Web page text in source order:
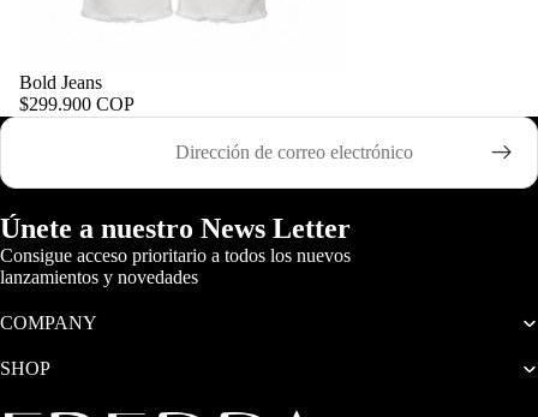
Bold Jeans
$299.900 COP
Correo electrónico
Únete a nuestro News Letter
Consigue acceso prioritario a todos los nuevos
lanzamientos y novedades
COMPANY
SHOP